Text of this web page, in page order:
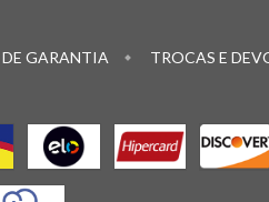
GARANTIA TROCAS E